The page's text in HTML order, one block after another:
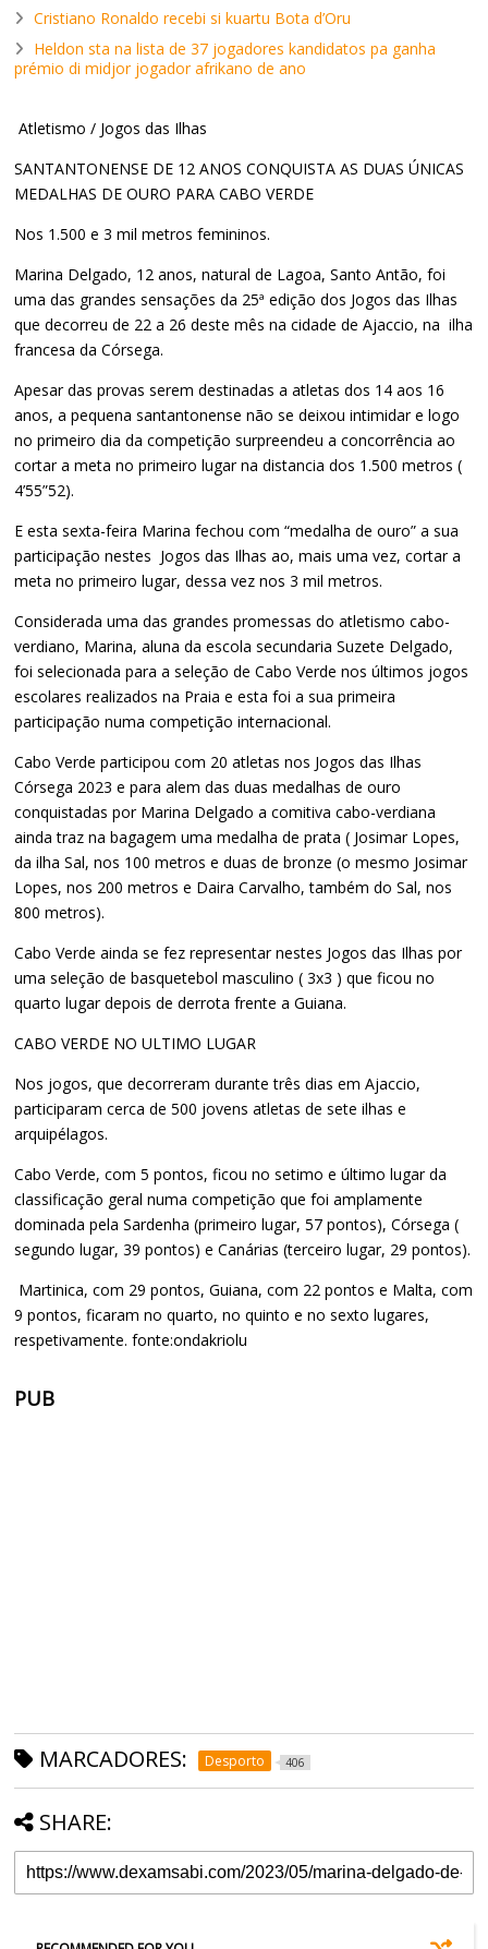
Cristiano Ronaldo recebi si kuartu Bota d’Oru
Heldon sta na lista de 37 jogadores kandidatos pa ganha
prémio di midjor jogador afrikano de ano
Atletismo / Jogos das Ilhas
SANTANTONENSE DE 12 ANOS CONQUISTA AS DUAS ÚNICAS
MEDALHAS DE OURO PARA CABO VERDE
Nos 1.500 e 3 mil metros femininos.
Marina Delgado, 12 anos, natural de Lagoa, Santo Antão, foi
uma das grandes sensações da 25ª edição dos Jogos das Ilhas
que decorreu de 22 a 26 deste mês na cidade de Ajaccio, na ilha
francesa da Córsega.
Apesar das provas serem destinadas a atletas dos 14 aos 16
anos, a pequena santantonense não se deixou intimidar e logo
no primeiro dia da competição surpreendeu a concorrência ao
cortar a meta no primeiro lugar na distancia dos 1.500 metros (
4’55”52).
E esta sexta-feira Marina fechou com “medalha de ouro” a sua
participação nestes Jogos das Ilhas ao, mais uma vez, cortar a
meta no primeiro lugar, dessa vez nos 3 mil metros.
Considerada uma das grandes promessas do atletismo cabo-
verdiano, Marina, aluna da escola secundaria Suzete Delgado,
foi selecionada para a seleção de Cabo Verde nos últimos jogos
escolares realizados na Praia e esta foi a sua primeira
participação numa competição internacional.
Cabo Verde participou com 20 atletas nos Jogos das Ilhas
Córsega 2023 e para alem das duas medalhas de ouro
conquistadas por Marina Delgado a comitiva cabo-verdiana
ainda traz na bagagem uma medalha de prata ( Josimar Lopes,
da ilha Sal, nos 100 metros e duas de bronze (o mesmo Josimar
Lopes, nos 200 metros e Daira Carvalho, também do Sal, nos
800 metros).
Cabo Verde ainda se fez representar nestes Jogos das Ilhas por
uma seleção de basquetebol masculino ( 3x3 ) que ficou no
quarto lugar depois de derrota frente a Guiana.
CABO VERDE NO ULTIMO LUGAR
Nos jogos, que decorreram durante três dias em Ajaccio,
participaram cerca de 500 jovens atletas de sete ilhas e
arquipélagos.
Cabo Verde, com 5 pontos, ficou no setimo e último lugar da
classificação geral numa competição que foi amplamente
dominada pela Sardenha (primeiro lugar, 57 pontos), Córsega (
segundo lugar, 39 pontos) e Canárias (terceiro lugar, 29 pontos).
Martinica, com 29 pontos, Guiana, com 22 pontos e Malta, com
9 pontos, ficaram no quarto, no quinto e no sexto lugares,
respetivamente. fonte:ondakriolu
PUB
MARCADORES: Desporto 406
SHARE: